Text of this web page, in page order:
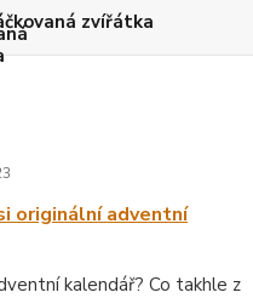
zvířátka
originální adventní
kalendář? Co takhle z